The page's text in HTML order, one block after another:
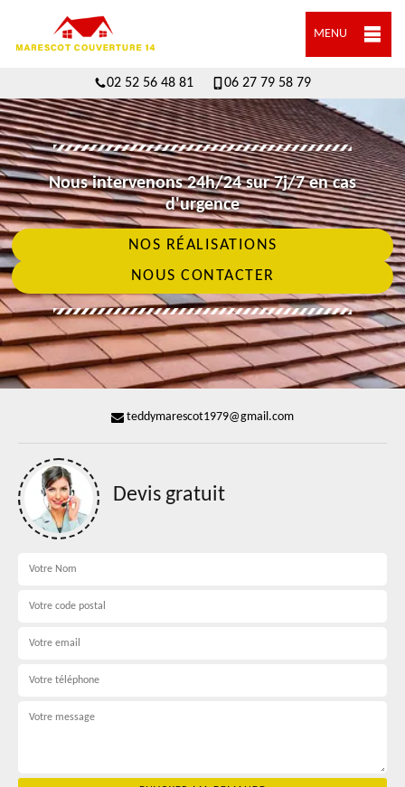
MENU
02 52 56 48 81 06 27 79 58 79
Nous intervenons 24h/24 sur 7j/7 en cas
d'urgence
NOS RÉALISATIONS
NOUS CONTACTER
teddymarescot1979@gmail.com
Devis gratuit